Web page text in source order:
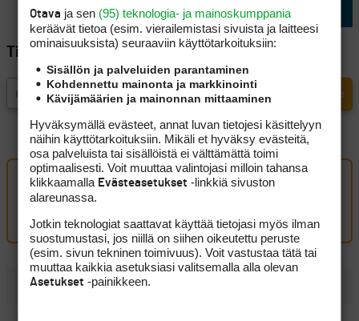
Tilaa Golfpisteen uutiskirje
Oma kommentti
UUSIMMAT
Otava ja sen (95) teknologia- ja mainoskumppania
keräävät tietoa (esim. vierailemis­tasi sivuista ja laitteesi
ominaisuuk­sista) seuraaviin käyttötarkoituksiin:
Sisällön ja palveluiden parantaminen
Kohdennettu mainonta ja markkinointi
Kävijämäärien ja mainonnan mittaaminen
Hyväksymällä evästeet, annat luvan tietojesi käsittelyyn
näihin käyttötarkoituksiin. Mikäli et hyväksy evästeitä,
osa palveluista tai sisällöistä ei välttämättä toimi
optimaalisesti. Voit muuttaa valintojasi milloin tahansa
klikkaamalla Evästeasetukset -linkkiä sivuston
alareunassa.
Jotkin teknologiat saattavat käyttää tietojasi myös ilman
suostumustasi, jos niillä on siihen oikeutettu peruste
(esim. sivun tekninen toimivuus). Voit vastustaa tätä tai
muuttaa kaikkia asetuksiasi valitsemalla alla olevan
Asetukset -painikkeen.